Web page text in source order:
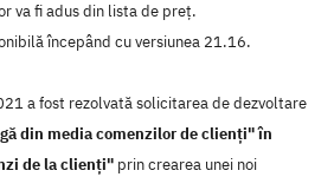
va fi adus din lista de preț.
începând cu versiunea 21.16.
a fost rezolvată solicitarea de dezvoltare
din media comenzilor de clienți" în
de la clienți" prin crearea unei noi